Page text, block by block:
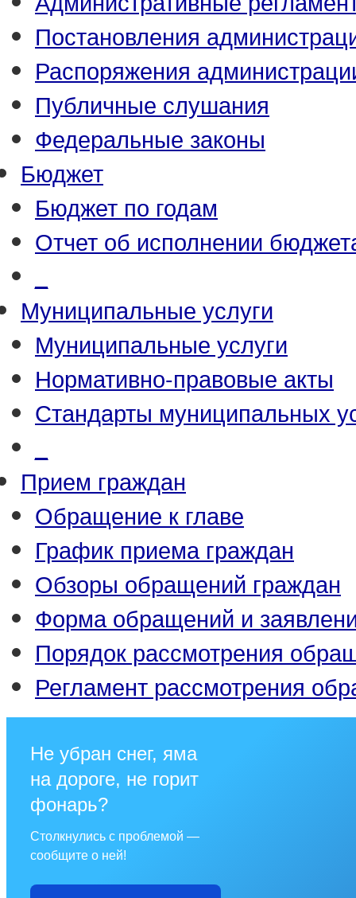
Постановления
Распоряжения
Публичные слушания
Федеральные законы
Бюджет
Бюджет по годам
Отчет об исполнении
Муниципальные услуги
Муниципальные услуги
Нормативно-правовые акты
Стандарты муниципальных
Прием граждан
Обращение к главе
График приема граждан
Обзоры обращений граждан
Форма обращений и
Порядок рассмотрения
Регламент рассмотрения
Не убран снег, яма
на дороге, не горит
фонарь?
Столкнулись с проблемой —
сообщите о ней!